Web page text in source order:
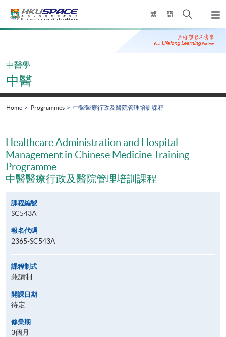
繁 簡
Open
search
panel
Main
中醫學
中醫
Home Programmes 中醫醫療行政及醫院管理培訓課程
Healthcare Administration and Hospital
Management in Chinese Medicine Training
Programme
中醫醫療行政及醫院管理培訓課程
課程編號
SC543A
報名代碼
2365-SC543A
課程制式
兼讀制
開課日期
待定
修業期
3個月